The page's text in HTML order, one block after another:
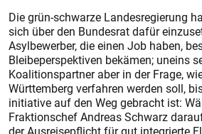
Die grün-schwarze Landesregierung
sich über den Bundesrat dafür
Asylbewerber, die einen Job haben,
Bleibeperspektiven bekämen; uneins
Koalitionspartner aber in der Frage,
Württemberg verfahren werden soll,
initiative auf den Weg gebracht ist:
Fraktionschef Andreas Schwarz